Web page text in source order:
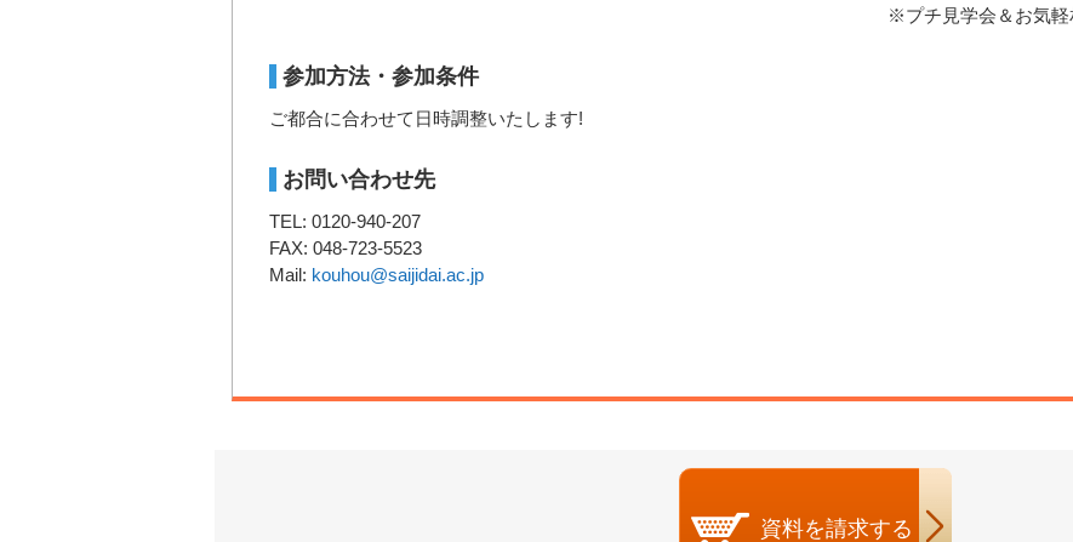
※プチ見学会＆お気軽
参加方法・参加条件
ご都合に合わせて日時調整いたします!
お問い合わせ先
TEL: 0120-940-207
FAX: 048-723-5523
Mail: kouhou@saijidai.ac.jp
資料を請求する